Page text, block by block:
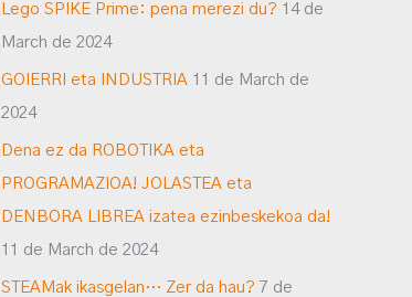
Lego SPIKE Prime: pena merezi du? 14 de
March de 2024
GOIERRI eta INDUSTRIA 11 de March de
2024
Dena ez da ROBOTIKA eta
PROGRAMAZIOA! JOLASTEA eta
DENBORA LIBREA izatea ezinbeskekoa da!
11 de March de 2024
STEAMak ikasgelan… Zer da hau? 7 de